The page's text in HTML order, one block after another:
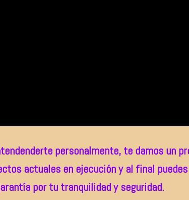
personalmente, te damos un
actuales en ejecución y al final
por tu tranquilidad y seguridad.